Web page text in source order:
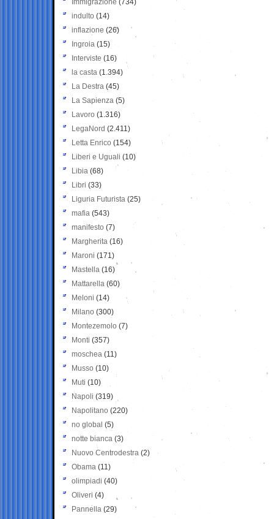
Immigrazione (734)
indulto (14)
inflazione (26)
Ingroia (15)
Interviste (16)
la casta (1.394)
La Destra (45)
La Sapienza (5)
Lavoro (1.316)
LegaNord (2.411)
Letta Enrico (154)
Liberi e Uguali (10)
Libia (68)
Libri (33)
Liguria Futurista (25)
mafia (543)
manifesto (7)
Margherita (16)
Maroni (171)
Mastella (16)
Mattarella (60)
Meloni (14)
Milano (300)
Montezemolo (7)
Monti (357)
moschea (11)
Musso (10)
Muti (10)
Napoli (319)
Napolitano (220)
no global (5)
notte bianca (3)
Nuovo Centrodestra (2)
Obama (11)
olimpiadi (40)
Oliveri (4)
Pannella (29)